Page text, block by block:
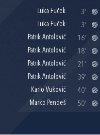
Luka Fuček
3'
Luka Fuček
3'
Patrik Antolović
16'
Patrik Antolović
18'
Patrik Antolović
21'
Patrik Antolović
39'
Karlo Vuković
40'
Marko Pendeš
50'